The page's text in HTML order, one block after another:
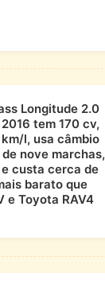
Longitude 2.0
tem 170 cv,
l, usa câmbio
nove marchas,
custa cerca de
barato que
e Toyota RAV4